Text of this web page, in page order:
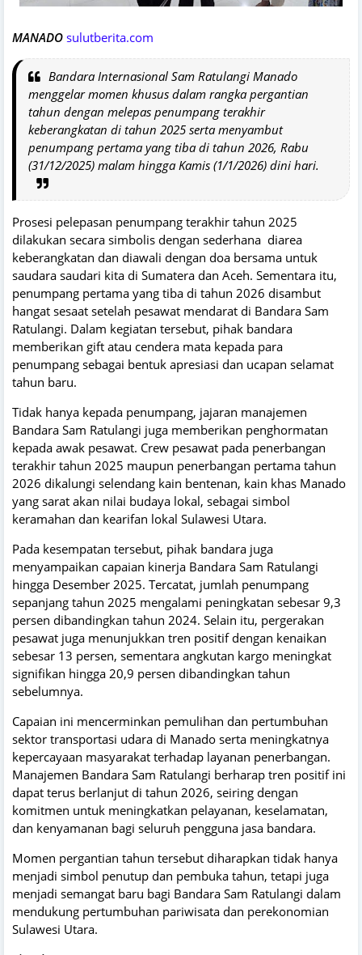
MANADO sulutberita.com
Bandara Internasional Sam Ratulangi Manado
menggelar momen khusus dalam rangka pergantian
tahun dengan melepas penumpang terakhir
keberangkatan di tahun 2025 serta menyambut
penumpang pertama yang tiba di tahun 2026, Rabu
(31/12/2025) malam hingga Kamis (1/1/2026) dini hari.
Prosesi pelepasan penumpang terakhir tahun 2025
dilakukan secara simbolis dengan sederhana diarea
keberangkatan dan diawali dengan doa bersama untuk
saudara saudari kita di Sumatera dan Aceh. Sementara itu,
penumpang pertama yang tiba di tahun 2026 disambut
hangat sesaat setelah pesawat mendarat di Bandara Sam
Ratulangi. Dalam kegiatan tersebut, pihak bandara
memberikan gift atau cendera mata kepada para
penumpang sebagai bentuk apresiasi dan ucapan selamat
tahun baru.
Tidak hanya kepada penumpang, jajaran manajemen
Bandara Sam Ratulangi juga memberikan penghormatan
kepada awak pesawat. Crew pesawat pada penerbangan
terakhir tahun 2025 maupun penerbangan pertama tahun
2026 dikalungi selendang kain bentenan, kain khas Manado
yang sarat akan nilai budaya lokal, sebagai simbol
keramahan dan kearifan lokal Sulawesi Utara.
Pada kesempatan tersebut, pihak bandara juga
menyampaikan capaian kinerja Bandara Sam Ratulangi
hingga Desember 2025. Tercatat, jumlah penumpang
sepanjang tahun 2025 mengalami peningkatan sebesar 9,3
persen dibandingkan tahun 2024. Selain itu, pergerakan
pesawat juga menunjukkan tren positif dengan kenaikan
sebesar 13 persen, sementara angkutan kargo meningkat
signifikan hingga 20,9 persen dibandingkan tahun
sebelumnya.
Capaian ini mencerminkan pemulihan dan pertumbuhan
sektor transportasi udara di Manado serta meningkatnya
kepercayaan masyarakat terhadap layanan penerbangan.
Manajemen Bandara Sam Ratulangi berharap tren positif ini
dapat terus berlanjut di tahun 2026, seiring dengan
komitmen untuk meningkatkan pelayanan, keselamatan,
dan kenyamanan bagi seluruh pengguna jasa bandara.
Momen pergantian tahun tersebut diharapkan tidak hanya
menjadi simbol penutup dan pembuka tahun, tetapi juga
menjadi semangat baru bagi Bandara Sam Ratulangi dalam
mendukung pertumbuhan pariwisata dan perekonomian
Sulawesi Utara.